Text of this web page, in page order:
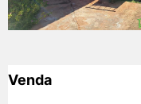
s
Venda